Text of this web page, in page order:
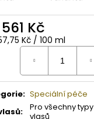
561 Kč
Kč / 100 ml
: Speciální péče
:
Pro všechny typy
vlasů